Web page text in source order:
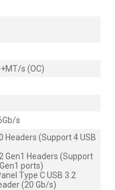
s (OC)
s
Headers (Support 4 USB
Gen1 Headers (Support
ports)
Type C USB 3.2
(20 Gb/s)